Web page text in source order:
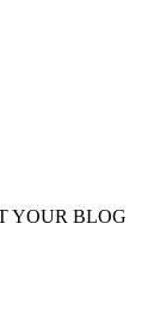
YOUR BLOG